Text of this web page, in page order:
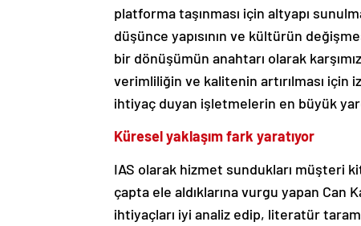
platforma taşınması için altyapı
düşünce yapısının ve kültürün
bir dönüşümün anahtarı olarak
verimliliğin ve kalitenin artırılması
ihtiyaç duyan işletmelerin en büyük
Küresel yaklaşım fark yaratıyor
IAS olarak hizmet sundukları müşteri
çapta ele aldıklarına vurgu yapan
ihtiyaçları iyi analiz edip, literatür